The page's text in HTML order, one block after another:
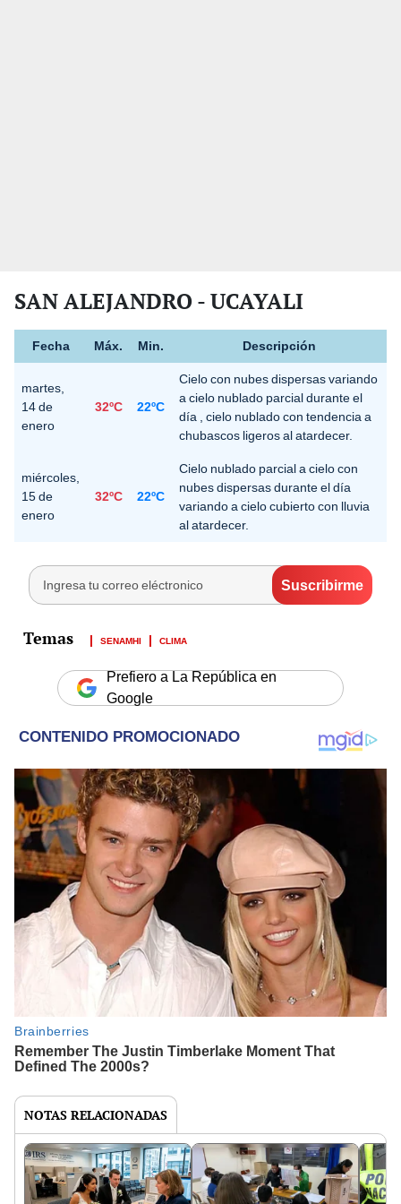
SAN ALEJANDRO - UCAYALI
Fecha Máx. Min. Descripción
martes,
14 de
enero
32ºC 22ºC
Cielo con nubes dispersas variando
a cielo nublado parcial durante el
día , cielo nublado con tendencia a
chubascos ligeros al atardecer.
miércoles,
15 de
enero
32ºC 22ºC
Cielo nublado parcial a cielo con
nubes dispersas durante el día
variando a cielo cubierto con lluvia
al atardecer.
SENAMHI CLIMA
Prefiero a La República en
Google
NOTAS RELACIONADAS